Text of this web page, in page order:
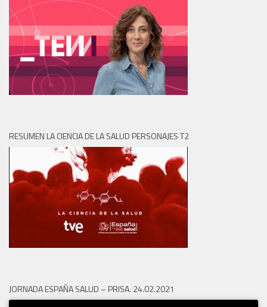
RESUMEN LA CIENCIA DE LA SALUD PERSONAJES T2
JORNADA ESPAÑA SALUD – PRISA. 24.02.2021